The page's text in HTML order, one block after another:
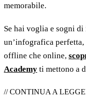
memorabile.
Se hai voglia e sogni
un’infografica
offline che online,
Academy ti mettono a
// CONTINUA A